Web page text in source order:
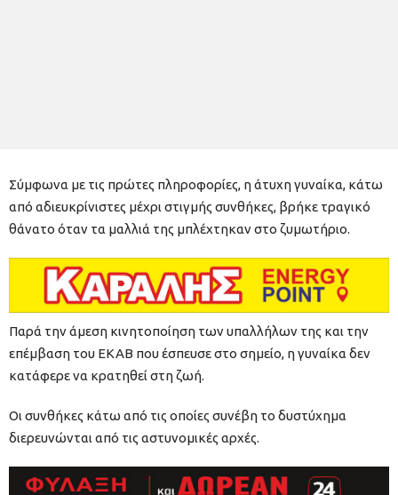
Σύμφωνα με τις πρώτες πληροφορίες, η άτυχη γυναίκα, κάτω
από αδιευκρίνιστες μέχρι στιγμής συνθήκες, βρήκε τραγικό
θάνατο όταν τα μαλλιά της μπλέχτηκαν στο ζυμωτήριο.
Παρά την άμεση κινητοποίηση των υπαλλήλων της και την
επέμβαση του ΕΚΑΒ που έσπευσε στο σημείο, η γυναίκα δεν
κατάφερε να κρατηθεί στη ζωή.
Οι συνθήκες κάτω από τις οποίες συνέβη το δυστύχημα
διερευνώνται από τις αστυνομικές αρχές.